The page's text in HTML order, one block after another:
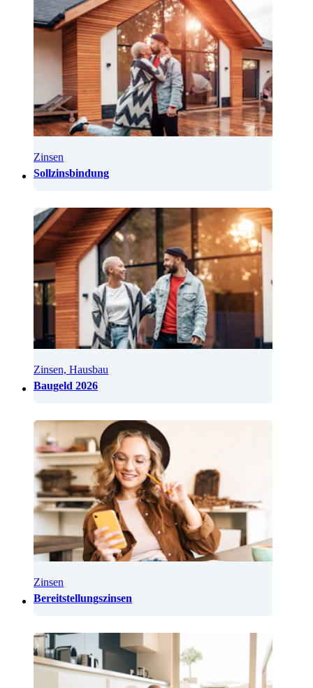
Zinsen
Sollzinsbindung
Zinsen, Hausbau
Baugeld 2026
Zinsen
Bereitstellungszinsen